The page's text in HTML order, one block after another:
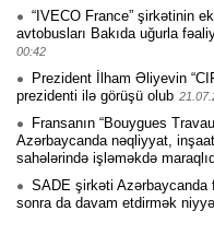
“IVECO France” şirkətinin
avtobusları Bakıda uğurla
00:42
Prezident İlham Əliyevin
prezidenti ilə görüşü olub
Fransanın “Bouygues
Azərbaycanda nəqliyyat,
sahələrində işləməkdə
SADE şirkəti Azərbaycanda
sonra da davam etdirmək